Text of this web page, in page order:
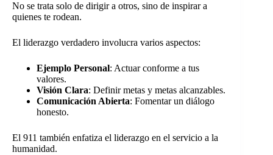
No se trata solo de dirigir a otros, sino de inspirar a
quienes te rodean.
El liderazgo verdadero involucra varios aspectos:
Ejemplo Personal: Actuar conforme a tus
valores.
Visión Clara: Definir metas y metas alcanzables.
Comunicación Abierta: Fomentar un diálogo
honesto.
El 911 también enfatiza el liderazgo en el servicio a la
humanidad.